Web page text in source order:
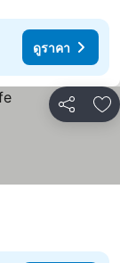
ดูราคา
แชร์ เ